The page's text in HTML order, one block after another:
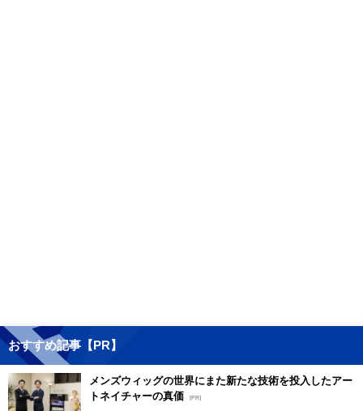
おすすめ記事【PR】
メンズウィッグの世界にまた新たな技術を投入したアー
トネイチャーの真価 [PR]